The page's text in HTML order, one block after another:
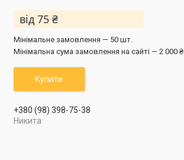
від 75 ₴
Мінімальне замовлення — 50 шт.
Мінімальна сума замовлення на сайті — 2 000 ₴
Купити
+380 (98) 398-75-38
Никита